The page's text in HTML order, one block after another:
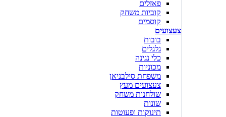
פאזלים
קוביות משחק
קוסמים
צעצועים
בובות
גלגלים
כלי נגינה
מכוניות
משפחת סילבניאן
צעצועים מעץ
שולחנות משחק
שונות
תינוקות ופעוטות